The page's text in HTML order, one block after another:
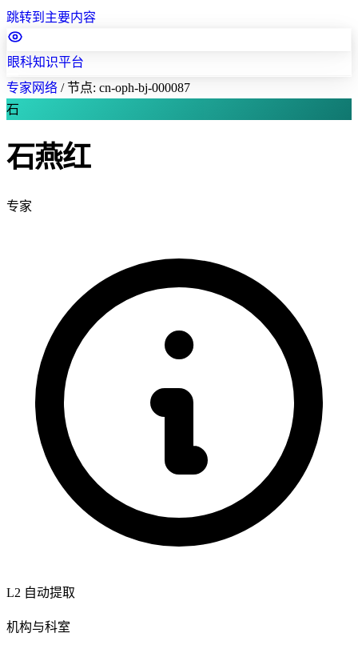
跳转到主要内容
眼科知识平台
专家网络 / 节点: cn-oph-bj-000087
石
石燕红
专家
L2 自动提取
机构与科室